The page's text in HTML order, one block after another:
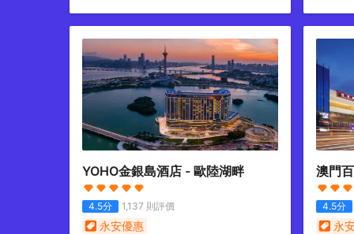
YOHO金銀島酒店 - 歐陸湖畔
4.5分 1,137 則評價
永安優惠
澳門
4.5分
永